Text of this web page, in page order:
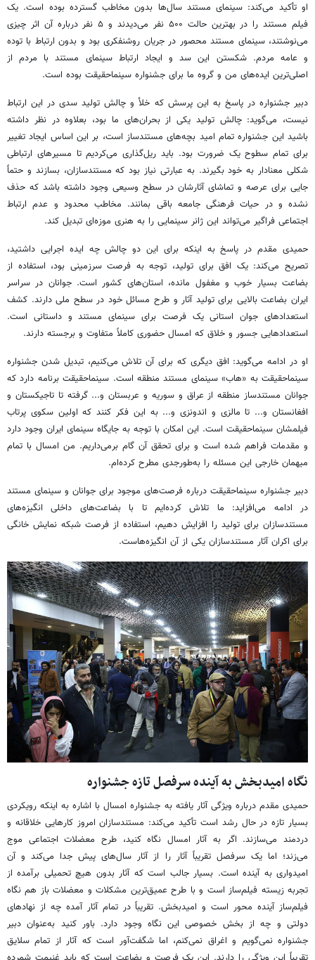
او تأکید می‌کند: سینمای مستند سال‌ها بدون مخاطب گسترده بوده است. یک
فیلم مستند را در بهترین حالت ۵۰۰ نفر می‌دیدند و ۵ نفر درباره آن اثر چیزی
می‌نوشتند، سینمای مستند محصور در جریان روشنفکری بود و بدون ارتباط با توده
و عامه مردم. شکستن این سد و ایجاد ارتباط سینمای مستند با مردم از
اصلی‌ترین ایده‌های من و گروه ما برای جشنواره سینماحقیقت بوده است.
دبیر جشنواره در پاسخ به این پرسش که خلأ و چالش تولید سدی در این ارتباط
نیست، می‌گوید: چالش تولید یکی از بحران‌های ما بود، بعلاوه در نظر داشته
باشید این جشنواره تمام امید بچه‌های مستندساز است، بر این اساس ایجاد تغییر
برای تمام سطوح یک ضرورت بود. باید ریل‌گذاری می‌کردیم تا مسیرهای ارتباطی
شکلی معنادار به خود بگیرند. به عبارتی نیاز بود که مستندسازان، بسازند و حتماً
جایی برای عرصه و تماشای آثارشان در سطح وسیعی وجود داشته باشد که حذف
نشده و در حیات فرهنگی جامعه باقی بمانند. مخاطب محدود و عدم ارتباط
اجتماعی فراگیر می‌تواند این ژانر سینمایی را به هنری موزه‌ای تبدیل کند.
حمیدی مقدم در پاسخ به اینکه برای این دو چالش چه ایده اجرایی داشتید،
تصریح می‌کند: یک افق برای تولید، توجه به فرصت سرزمینی بود، استفاده از
بضاعت بسیار خوب و مغفول مانده، استان‌های کشور است. جوانان در سراسر
ایران بضاعت بالایی برای تولید آثار و طرح مسائل خود در سطح ملی دارند. کشف
استعدادهای جوان استانی یک فرصت برای سینمای مستند و داستانی است.
استعدادهایی جسور و خلاق که امسال حضوری کاملاً متفاوت و برجسته دارند.
او در ادامه می‌گوید: افق دیگری که برای آن تلاش می‌کنیم، تبدیل شدن جشنواره
سینماحقیقت به «هاب» سینمای مستند منطقه است. سینماحقیقت برنامه دارد که
جوانان مستندساز منطقه از عراق و سوریه و عربستان و... گرفته تا تاجیکستان و
افغانستان و... تا مالزی و اندونزی و... به این فکر کنند که اولین سکوی پرتاب
فیلمشان سینماحقیقت است. این امکان با توجه به جایگاه سینمای ایران وجود دارد
و مقدمات فراهم شده است و برای تحقق آن گام برمی‌داریم. من امسال با تمام
میهمان خارجی این مسئله را به‌طورجدی مطرح کرده‌ام.
دبیر جشنواره سینماحقیقت درباره فرصت‌های موجود برای جوانان و سینمای مستند
در ادامه می‌افزاید: ما تلاش کرده‌ایم تا با بضاعت‌های داخلی انگیزه‌های
مستندسازان برای تولید را افزایش دهیم، استفاده از فرصت شبکه نمایش خانگی
برای اکران آثار مستندسازان یکی از آن انگیزه‌هاست.
نگاه امیدبخش به آینده سرفصل تازه جشنواره
حمیدی مقدم درباره ویژگی آثار یافته به جشنواره امسال با اشاره به اینکه رویکردی
بسیار تازه در حال رشد است تأکید می‌کند: مستندسازان امروز کارهایی خلاقانه و
دردمند می‌سازند. اگر به آثار امسال نگاه کنید، طرح معضلات اجتماعی موج
می‌زند؛ اما یک سرفصل تقریباً آثار را از آثار سال‌های پیش جدا می‌کند و آن
امیدواری به آینده است. بسیار جالب است که آثار بدون هیچ تحمیلی برآمده از
تجربه زیسته فیلم‌ساز است و با طرح عمیق‌ترین مشکلات و معضلات باز هم نگاه
فیلم‌ساز آینده محور است و امیدبخش. تقریباً در تمام آثار آمده چه از نهادهای
دولتی و چه از بخش خصوصی این نگاه وجود دارد. باور کنید به‌عنوان دبیر
جشنواره نمی‌گویم و اغراق نمی‌کنم، اما شگفت‌آور است که آثار از تمام سلایق